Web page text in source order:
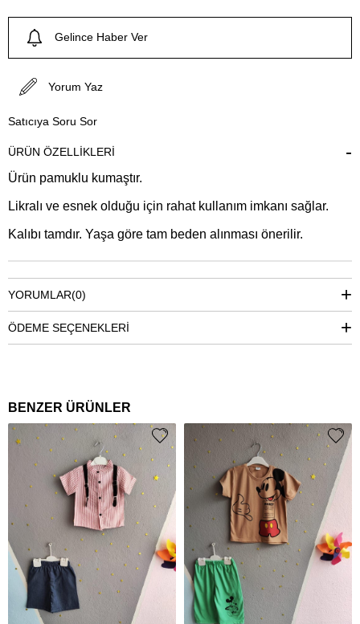
Gelince Haber Ver
Yorum Yaz
Satıcıya Soru Sor
ÜRÜN ÖZELLIKLERI
Ürün pamuklu kumaştır.
Likralı ve esnek olduğu için rahat kullanım imkanı sağlar.
Kalıbı tamdır. Yaşa göre tam beden alınması önerilir.
YORUMLAR(0)
ÖDEME SEÇENEKLERI
BENZER ÜRÜNLER